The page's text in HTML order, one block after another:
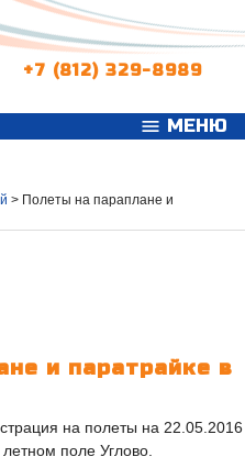
+7 (812) 329-8989
menu МЕНЮ
> Полеты на параплане и
и паратрайке в
на полеты на 22.05.2016
поле Углово.